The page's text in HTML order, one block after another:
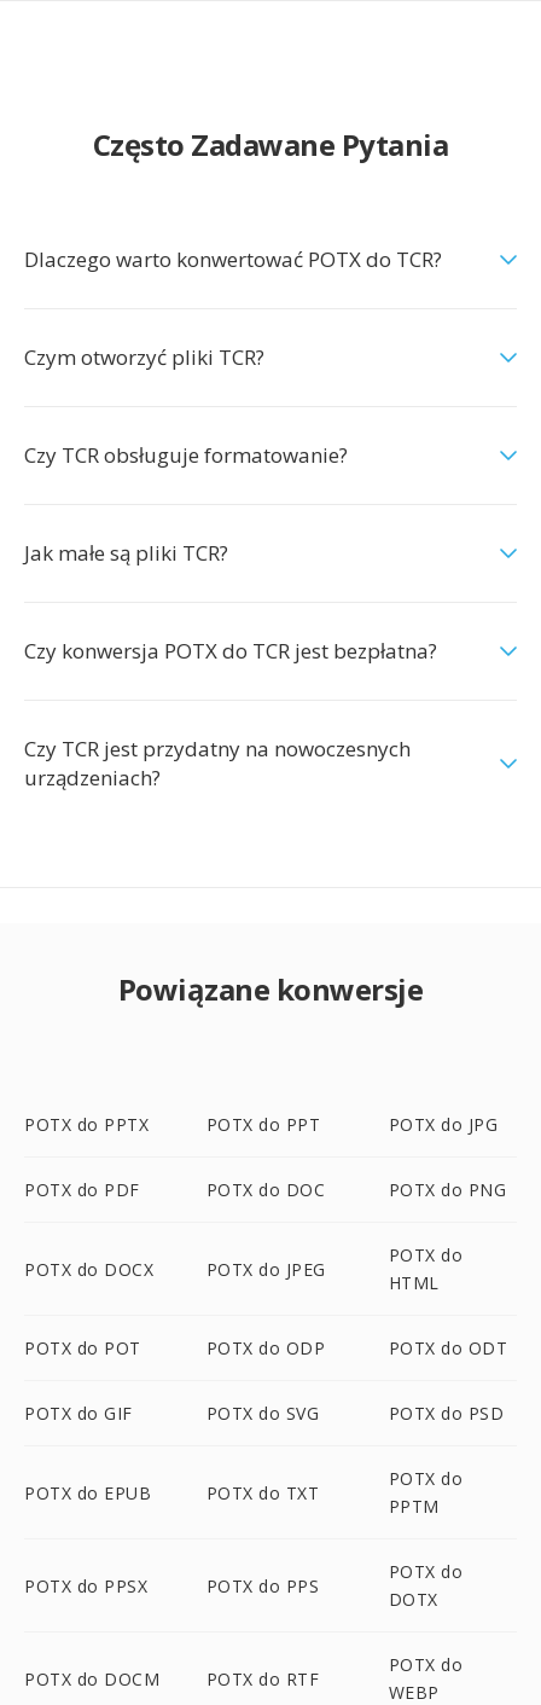
Często Zadawane Pytania
Dlaczego warto konwertować POTX do TCR?
Czym otworzyć pliki TCR?
Czy TCR obsługuje formatowanie?
Jak małe są pliki TCR?
Czy konwersja POTX do TCR jest bezpłatna?
Czy TCR jest przydatny na nowoczesnych
urządzeniach?
Powiązane konwersje
POTX do PPTX POTX do PPT POTX do JPG
POTX do PDF POTX do DOC POTX do PNG
POTX do DOCX POTX do JPEG
POTX do
HTML
POTX do POT POTX do ODP POTX do ODT
POTX do GIF POTX do SVG POTX do PSD
POTX do EPUB POTX do TXT
POTX do
PPTM
POTX do PPSX POTX do PPS
POTX do
DOTX
POTX do DOCM POTX do RTF
POTX do
WEBP